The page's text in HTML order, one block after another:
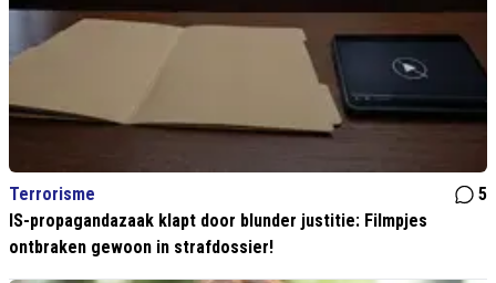
Terrorisme
5
IS-propagandazaak klapt door blunder justitie: Filmpjes
ontbraken gewoon in strafdossier!